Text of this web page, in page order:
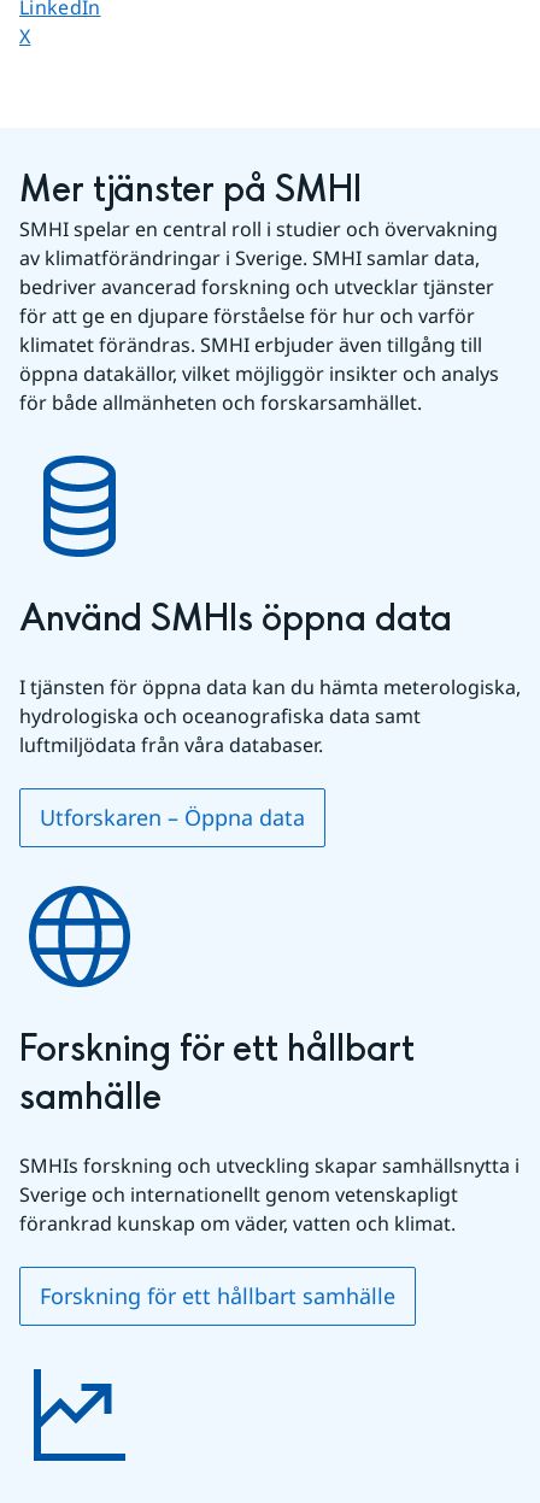
Dela sidan på
LinkedIn
Dela sidan på
X
Mer tjänster på SMHI
SMHI spelar en central roll i studier och övervakning
av klimatförändringar i Sverige. SMHI samlar data,
bedriver avancerad forskning och utvecklar tjänster
för att ge en djupare förståelse för hur och varför
klimatet förändras. SMHI erbjuder även tillgång till
öppna datakällor, vilket möjliggör insikter och analys
för både allmänheten och forskarsamhället.
Använd SMHIs öppna data
I tjänsten för öppna data kan du hämta meterologiska,
hydrologiska och oceanografiska data samt
luftmiljödata från våra databaser.
Utforskaren – Öppna data
Forskning för ett hållbart
samhälle
SMHIs forskning och utveckling skapar samhällsnytta i
Sverige och internationellt genom vetenskapligt
förankrad kunskap om väder, vatten och klimat.
Forskning för ett hållbart samhälle